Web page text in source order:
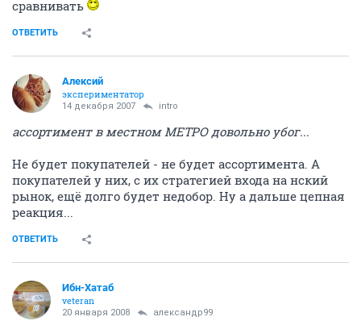
сравнивать
ОТВЕТИТЬ
Алексий
экспериментатор
14 декабря 2007 intro
ассортимент в местном МЕТРО довольно убог...
Не будет покупателей - не будет ассортимента. А
покупателей у них, с их стратегией входа на нский
рынок, ещё долго будет недобор. Ну а дальше цепная
реакция...
ОТВЕТИТЬ
Ибн-Хатаб
veteran
20 января 2008 александр99